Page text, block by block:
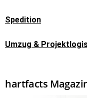
Spedition
Umzug &
hartfacts